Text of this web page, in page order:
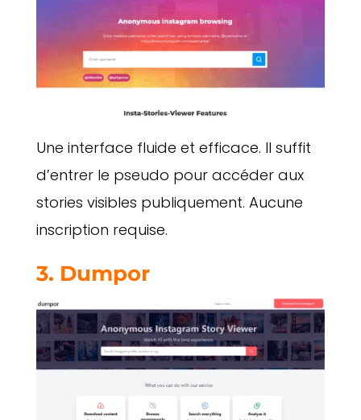
Une interface fluide et efficace. Il suffit
d’entrer le pseudo pour accéder aux
stories visibles publiquement. Aucune
inscription requise.
3. Dumpor